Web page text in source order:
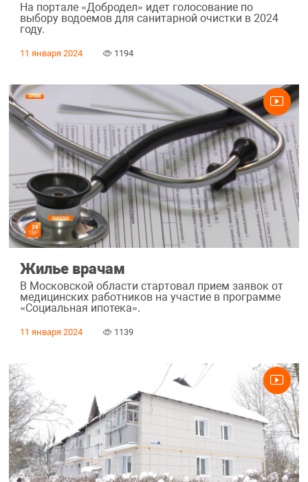
На портале «Добродел» идет голосование по
выбору водоемов для санитарной очистки в 2024
году.
11 января 2024 1194
Жилье врачам
В Московской области стартовал прием заявок от
медицинских работников на участие в программе
«Социальная ипотека».
11 января 2024 1139